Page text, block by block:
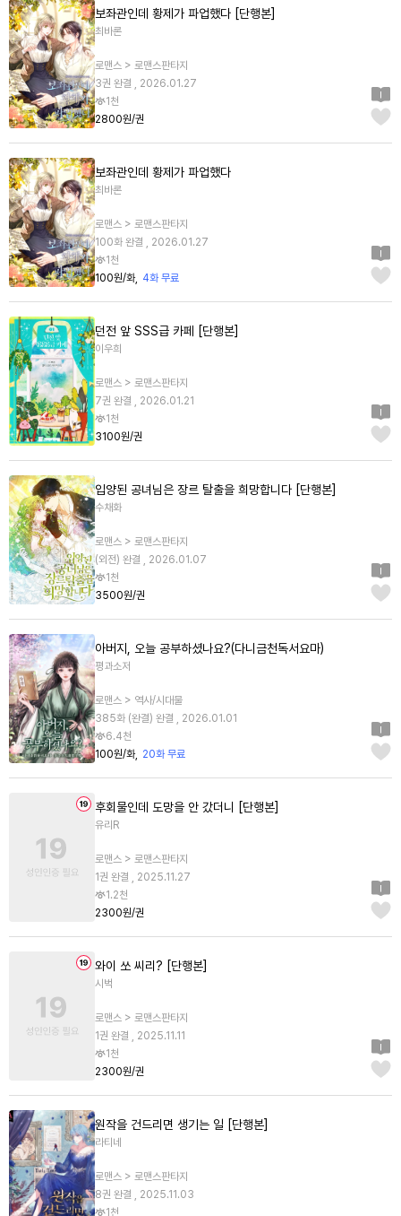
보좌관인데 황제가 파업했다 [단행본]
최바론
로맨스 > 로맨스판타지
3권 완결 , 2026.01.27
1천
2800원/권
보좌관인데 황제가 파업했다
최바론
로맨스 > 로맨스판타지
100화 완결 , 2026.01.27
1천
100원/화
4화 무료
던전 앞 SSS급 카페 [단행본]
이우희
로맨스 > 로맨스판타지
7권 완결 , 2026.01.21
1천
3100원/권
입양된 공녀님은 장르 탈출을 희망합니다 [단행본]
수채화
로맨스 > 로맨스판타지
(외전) 완결 , 2026.01.07
1천
3500원/권
아버지, 오늘 공부하셨나요?(다니금천독서요마)
평과소저
로맨스 > 역사/시대물
385화 (완결) 완결 , 2026.01.01
6.4천
100원/화
20화 무료
후회물인데 도망을 안 갔더니 [단행본]
유리R
로맨스 > 로맨스판타지
1권 완결 , 2025.11.27
1.2천
2300원/권
와이 쏘 씨리? [단행본]
시벅
로맨스 > 로맨스판타지
1권 완결 , 2025.11.11
1천
2300원/권
원작을 건드리면 생기는 일 [단행본]
라티네
로맨스 > 로맨스판타지
8권 완결 , 2025.11.03
1천